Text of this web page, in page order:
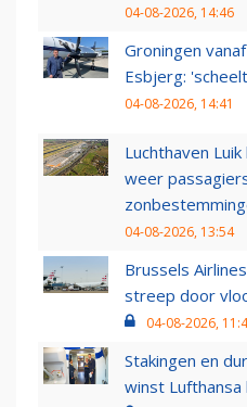
04-08-2026, 14:46
Groningen
Esbjerg:
04-08-2026, 14:41
Luchthaven
weer
04-08-2026, 13:54
Brussels
streep door
04-08-2026,
Stakingen en
winst Lufthansa